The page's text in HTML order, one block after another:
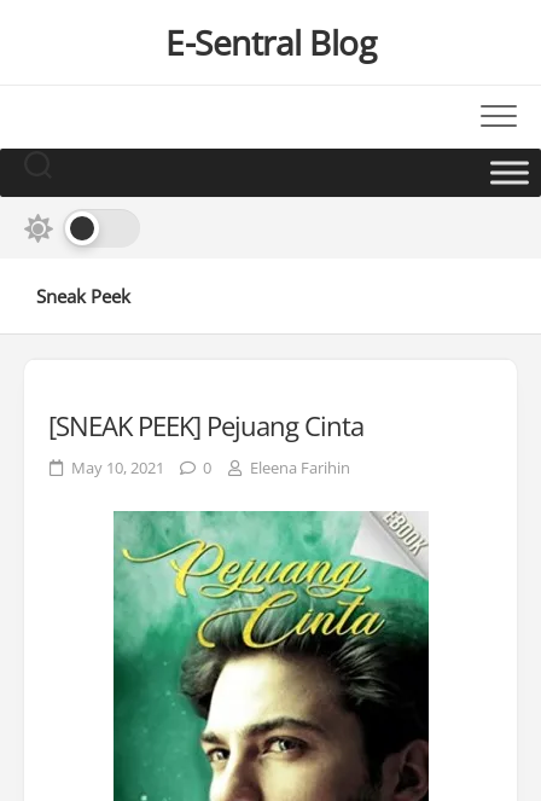
E-Sentral Blog
Sneak Peek
[SNEAK PEEK] Pejuang Cinta
May 10, 2021 0 Eleena Farihin